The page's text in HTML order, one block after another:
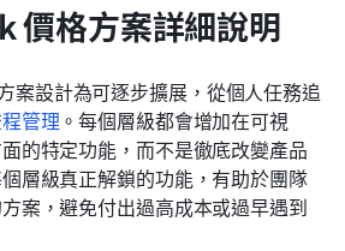
價格方案詳細說明
案設計為可逐步擴展，從個人任務追
管理 。每個層級都會增加在可視
的特定功能，而不是徹底改變產品
層級真正解鎖的功能，有助於團隊
案，避免付出過高成本或過早遇到